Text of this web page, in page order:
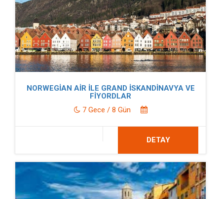
NORWEGİAN AİR İLE GRAND İSKANDİNAVYA VE
FİYORDLAR
7 Gece / 8 Gün
DETAY